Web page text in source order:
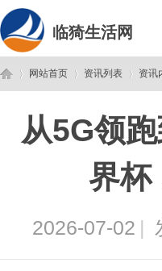
临猗生活网
网站首页 资讯列表
›
资讯
从5G领
界杯
2026-07-02 |